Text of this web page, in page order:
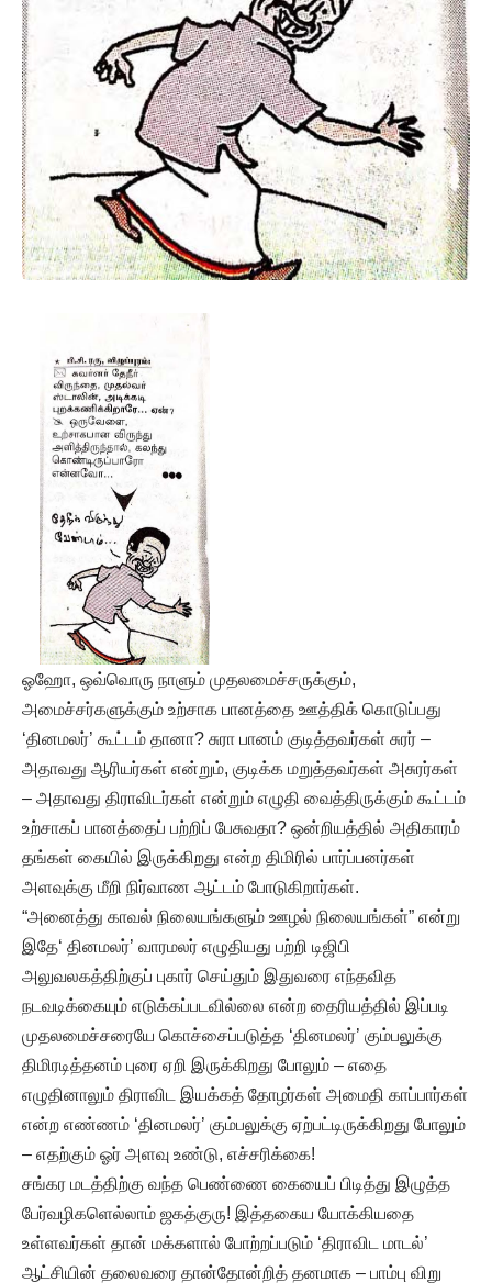
ஓஹோ, ஒவ்வொரு நாளும் முதலமைச்சருக்கும்,
அமைச்சர்களுக்கும் உற்சாக பானத்தை ஊத்திக் கொடுப்பது
‘தினமலர்’ கூட்டம் தானா? சுரா பானம் குடித்தவர்கள் சுரர் –
அதாவது ஆரியர்கள் என்றும், குடிக்க மறுத்தவர்கள் அசுரர்கள்
– அதாவது திராவிடர்கள் என்றும் எழுதி வைத்திருக்கும் கூட்டம்
உற்சாகப் பானத்தைப் பற்றிப் பேசுவதா? ஒன்றியத்தில் அதிகாரம்
தங்கள் கையில் இருக்கிறது என்ற திமிரில் பார்ப்பனர்கள்
அளவுக்கு மீறி நிர்வாண ஆட்டம் போடுகிறார்கள்.
“அனைத்து காவல் நிலையங்களும் ஊழல் நிலையங்கள்” என்று
இதே‘ தினமலர்’ வாரமலர் எழுதியது பற்றி டிஜிபி
அலுவலகத்திற்குப் புகார் செய்தும் இதுவரை எந்தவித
நடவடிக்கையும் எடுக்கப்படவில்லை என்ற தைரியத்தில் இப்படி
முதலமைச்சரையே கொச்சைப்படுத்த ‘தினமலர்’ கும்பலுக்கு
திமிரடித்தனம் புரை ஏறி இருக்கிறது போலும் – எதை
எழுதினாலும் திராவிட இயக்கத் தோழர்கள் அமைதி காப்பார்கள்
என்ற எண்ணம் ‘தினமலர்’ கும்பலுக்கு ஏற்பட்டிருக்கிறது போலும்
– எதற்கும் ஓர் அளவு உண்டு, எச்சரிக்கை!
சங்கர மடத்திற்கு வந்த பெண்ணை கையைப் பிடித்து இழுத்த
பேர்வழிகளெல்லாம் ஜகத்குரு! இத்தகைய யோக்கியதை
உள்ளவர்கள் தான் மக்களால் போற்றப்படும் ‘திராவிட மாடல்’
ஆட்சியின் தலைவரை தான்தோன்றித் தனமாக – பாம்பு விறு